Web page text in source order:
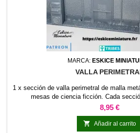
MARCA: ESKICE
VALLA
1 x sección de valla perimetral de malla
mesas de ciencia ficción. Cada
Precio
8,95 €
 Añadir al carrito